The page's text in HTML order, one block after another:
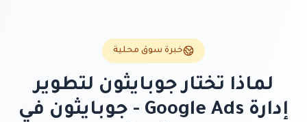
خبرة سوق محلية
لماذا تختار جوبايثون لتطوير
إدارة Google Ads - جوبايثون
في